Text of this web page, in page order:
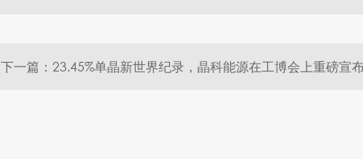
下一篇：23.45%单晶新世界纪录，晶科能源在工博会上重磅宣